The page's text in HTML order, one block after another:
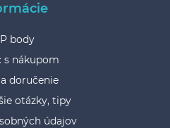
body
s nákupom
doručenie
otázky, tipy
údajov